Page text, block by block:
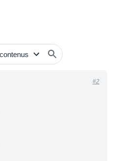
#2